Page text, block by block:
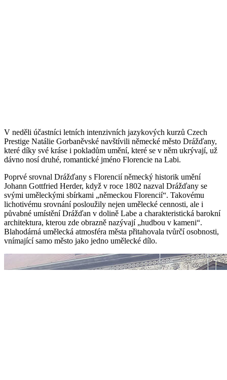
V neděli účastníci letních intenzivních jazykových kurzů Czech
Prestige Natálie Gorbaněvské navštívili německé město Drážďany,
které díky své kráse i pokladům umění, které se v něm ukrývají, už
dávno nosí druhé, romantické jméno Florencie na Labi.
Poprvé srovnal Drážďany s Florencií německý historik umění
Johann Gottfried Herder, když v roce 1802 nazval Drážďany se
svými uměleckými sbírkami „německou Florencií“. Takovému
lichotivému srovnání posloužily nejen umělecké cennosti, ale i
půvabné umístění Drážďan v dolině Labe a charakteristická barokní
architektura, kterou zde obrazně nazývají „hudbou v kameni“.
Blahodárná umělecká atmosféra města přitahovala tvůrčí osobnosti,
vnímající samo město jako jedno umělecké dílo.